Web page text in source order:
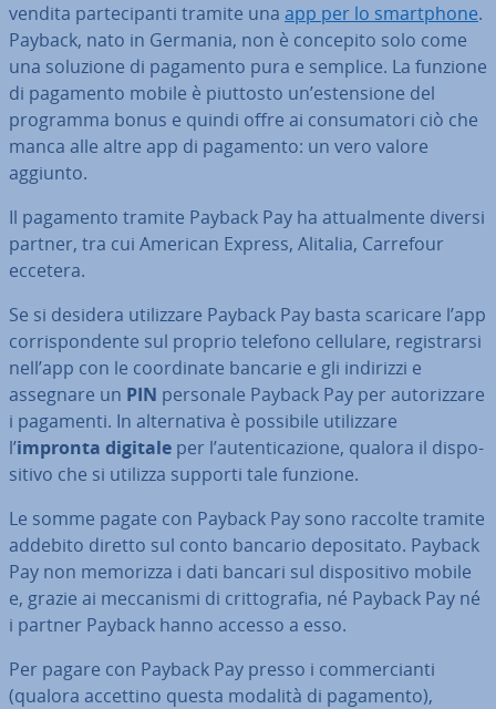
vendita par­te­ci­pan­ti tramite una app per lo smart­pho­ne.
Payback, nato in Germania, non è concepito solo come
una soluzione di pagamento pura e semplice. La funzione
di pagamento mobile è piuttosto un’esten­sio­ne del
programma bonus e quindi offre ai con­su­ma­to­ri ciò che
manca alle altre app di pagamento: un vero valore
aggiunto.
Il pagamento tramite Payback Pay ha at­tual­men­te diversi
partner, tra cui American Express, Alitalia, Carrefour
eccetera.
Se si desidera uti­liz­za­re Payback Pay basta scaricare l’app
cor­ri­spon­den­te sul proprio telefono cellulare, re­gi­strar­si
nell’app con le coor­di­na­te bancarie e gli indirizzi e
assegnare un PIN personale Payback Pay per au­to­riz­za­re
i pagamenti. In al­ter­na­ti­va è possibile uti­liz­za­re
l’impronta digitale per l’au­ten­ti­ca­zio­ne, qualora il di­spo­
si­ti­vo che si utilizza supporti tale funzione.
Le somme pagate con Payback Pay sono raccolte tramite
addebito diretto sul conto bancario de­po­si­ta­to. Payback
Pay non memorizza i dati bancari sul di­spo­si­ti­vo mobile
e, grazie ai mec­ca­ni­smi di crit­to­gra­fia, né Payback Pay né
i partner Payback hanno accesso a esso.
Per pagare con Payback Pay presso i com­mer­cian­ti
(qualora accettino questa modalità di pagamento),